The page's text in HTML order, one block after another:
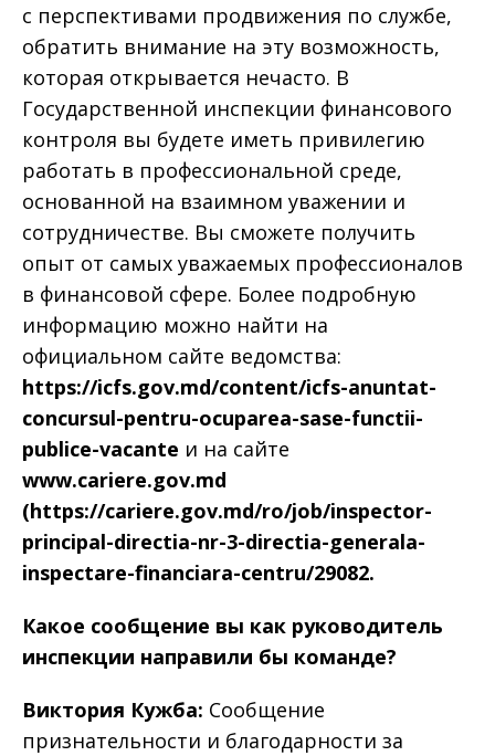
с перспективами продвижения по службе,
обратить внимание на эту возможность,
которая открывается нечасто. В
Государственной инспекции финансового
контроля вы будете иметь привилегию
работать в профессиональной среде,
основанной на взаимном уважении и
сотрудничестве. Вы сможете получить
опыт от самых уважаемых профессионалов
в финансовой сфере. Более подробную
информацию можно найти на
официальном сайте ведомства:
https://icfs.gov.md/content/icfs-anuntat-
concursul-pentru-ocuparea-sase-functii-
publice-vacante и на сайте
www.cariere.gov.md
(https://cariere.gov.md/ro/job/inspector-
principal-directia-nr-3-directia-generala-
inspectare-financiara-centru/29082.
Какое сообщение вы как руководитель
инспекции направили бы команде?
Виктория Кужба: Сообщение
признательности и благодарности за